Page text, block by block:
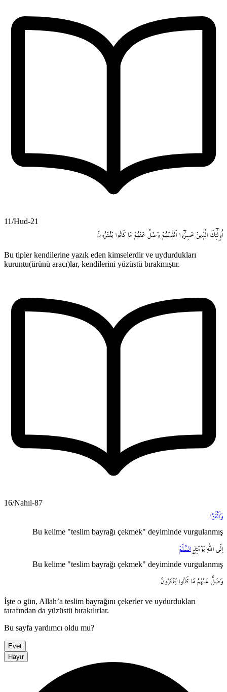
11/Hud-21
اُو۬لٰٓئِكَ الَّذ۪ينَ خَسِرُٓوا اَنْفُسَهُمْ وَضَلَّ عَنْهُمْ مَا كَانُوا يَفْتَرُونَ
Bu tipler kendilerine yazık eden kimselerdir ve uydurdukları
kuruntu(ürünü aracı)lar, kendilerini yüzüstü bırakmıştır.
16/Nahıl-87
وَاَلْقَوْا
Bu kelime "teslim bayrağı çekmek" deyiminde vurgulanmış
اِلَى
اللّٰهِ يَوْمَئِذٍۨ السَّلَمَ
Bu kelime "teslim bayrağı çekmek" deyiminde vurgulanmış
وَضَلَّ عَنْهُمْ مَا كَانُوا يَفْتَرُونَ
İşte o gün, Allah’a teslim bayrağını çekerler ve uydurdukları
tarafından da yüzüstü bırakılırlar.
Bu sayfa yardımcı oldu mu?
Evet
Hayır